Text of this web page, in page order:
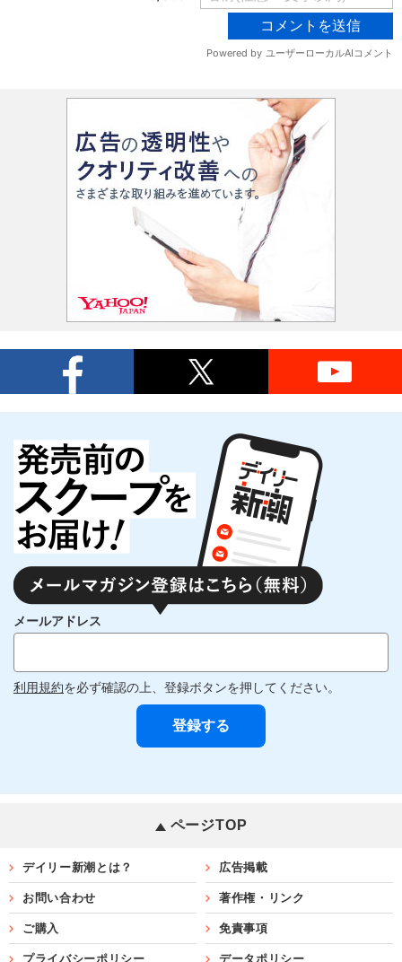
メールアドレス
利用規約を必ず確認の上、登録ボタンを押してください。
ページTOP
デイリー新潮とは？ 広告掲載
お問い合わせ 著作権・リンク
ご購入 免責事項
プライバシーポリシー データポリシー